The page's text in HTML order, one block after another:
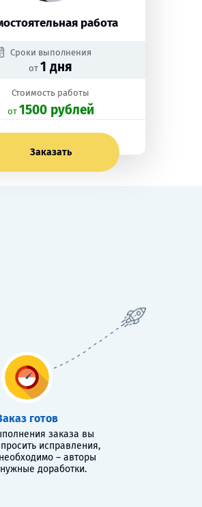
работа
Сроки выполнения
от 1 дня
Стоимость работы
oт 1500 рублей
Заказать
готов
заказа вы
исправления,
– авторы
доработки.